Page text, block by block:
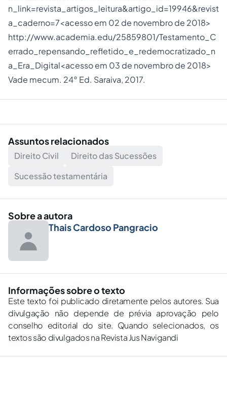
n_link=revista_artigos_leitura&artigo_id=19946&revist
a_caderno=7<acesso em 02 de novembro de 2018>
http://www.academia.edu/25859801/Testamento_C
errado_repensando_refletido_e_redemocratizado_n
a_Era_Digital<acesso em 03 de novembro de 2018>
Vade mecum. 24° Ed. Saraiva, 2017.
Assuntos relacionados
Direito Civil
Direito das Sucessões
Sucessão testamentária
Sobre a autora
Thais Cardoso Pangracio
Informações sobre o texto
Este texto foi publicado diretamente pelos autores. Sua
divulgação não depende de prévia aprovação pelo
conselho editorial do site. Quando selecionados, os
textos são divulgados na Revista Jus Navigandi